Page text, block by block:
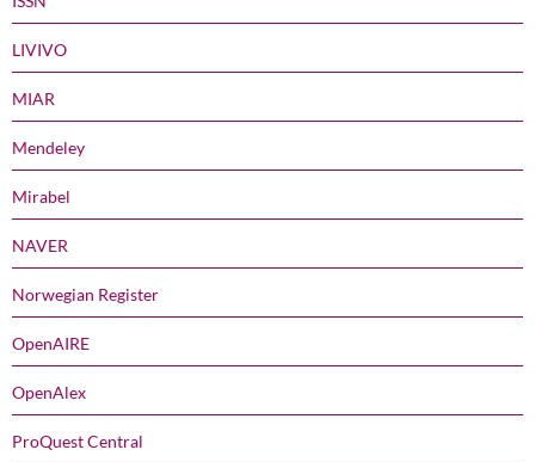
LIVIVO
MIAR
Mendeley
Mirabel
NAVER
Norwegian Register
OpenAIRE
OpenAlex
ProQuest Central